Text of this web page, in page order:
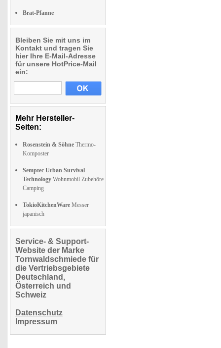
Brat-Pfanne
Bleiben Sie mit uns im
Kontakt und tragen Sie
hier Ihre E-Mail-Adresse
für unsere HotPrice-Mail
ein:
Mehr Hersteller-
Seiten:
Rosenstein & Söhne Thermo-
Komposter
Semptec Urban Survival
Technology Wohnmobil Zubehöre
Camping
TokioKitchenWare Messer
japanisch
Service- & Support-
Website der Marke
Tornwaldschmiede für
die Vertriebsgebiete
Deutschland,
Österreich und
Schweiz
Datenschutz
Impressum